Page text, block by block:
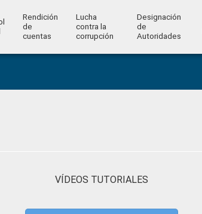
Rendición
de
cuentas
Lucha
contra la
corrupción
Designación
de
Autoridades
VÍDEOS TUTORIALES